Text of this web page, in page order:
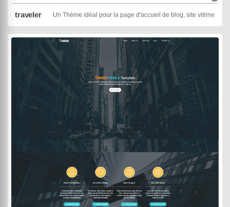
traveler Un Thème idéal pour la page d'accueil de blog, site vitrine,